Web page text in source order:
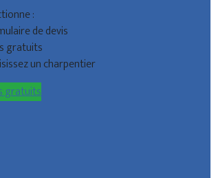
:
de devis
gratuits
un charpentier
gratuits